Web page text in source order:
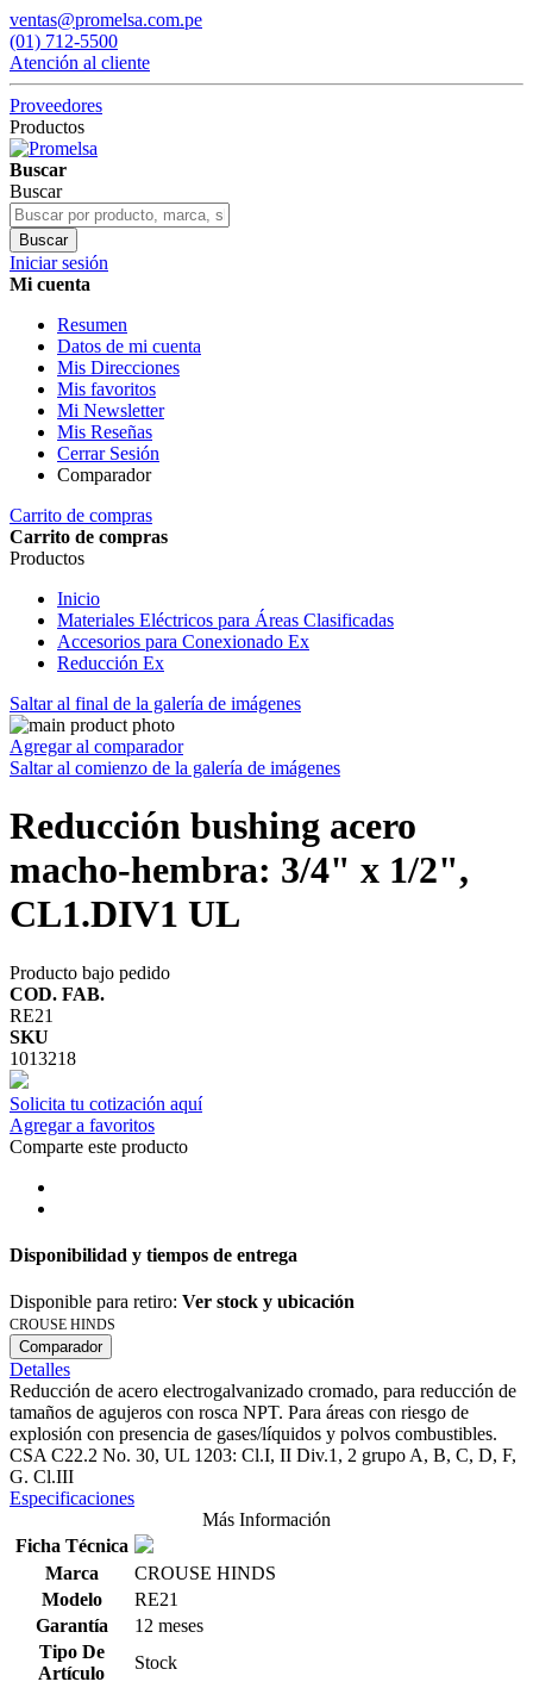
ventas@promelsa.com.pe
(01) 712-5500
Atención al cliente
Proveedores
Productos
Buscar
Buscar
Buscar
Iniciar sesión
Mi cuenta
Resumen
Datos de mi cuenta
Mis Direcciones
Mis favoritos
Mi Newsletter
Mis Reseñas
Cerrar Sesión
Comparador
Carrito de compras
Carrito de compras
Productos
Inicio
Materiales Eléctricos para Áreas Clasificadas
Accesorios para Conexionado Ex
Reducción Ex
Saltar al final de la galería de imágenes
Agregar al comparador
Saltar al comienzo de la galería de imágenes
Reducción bushing acero
macho-hembra: 3/4" x 1/2",
CL1.DIV1 UL
Producto bajo pedido
COD. FAB.
RE21
SKU
1013218
Solicita tu cotización aquí
Agregar a favoritos
Comparte este producto
Disponibilidad y tiempos de entrega
Disponible para retiro: Ver stock y ubicación
CROUSE HINDS
Comparador
Detalles
Reducción de acero electrogalvanizado cromado, para reducción de
tamaños de agujeros con rosca NPT. Para áreas con riesgo de
explosión con presencia de gases/líquidos y polvos combustibles.
CSA C22.2 No. 30, UL 1203: Cl.I, II Div.1, 2 grupo A, B, C, D, F,
G. Cl.III
Especificaciones
Más Información
Ficha Técnica
Marca
CROUSE HINDS
Modelo
RE21
Garantía
12 meses
Tipo De
Artículo
Stock